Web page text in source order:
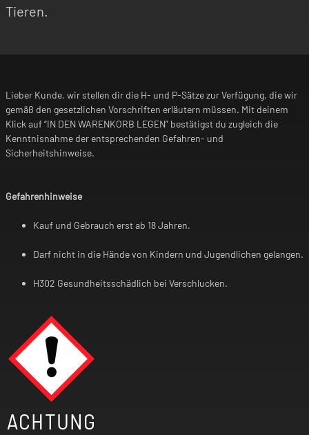
Tieren.
Lieber Kunde, wir stellen dir die H- und P-Sätze zur Verfügung, die wir
gemäß den gesetzlichen Vorschriften erläutern müssen. Mit deinem
Klick auf “IN DEN WARENKORB LEGEN” bestätigst du zugleich die
Kenntnisnahme der entsprechenden Gefahren- und
Sicherheitshinweise.
Gefahrenhinweise
Kauf und Gebrauch erst ab 18 Jahren.
Darf nicht in die Hände von Kindern und Jugendlichen gelangen.
H302 Gesundheitsschädlich bei Verschlucken.
ACHTUNG